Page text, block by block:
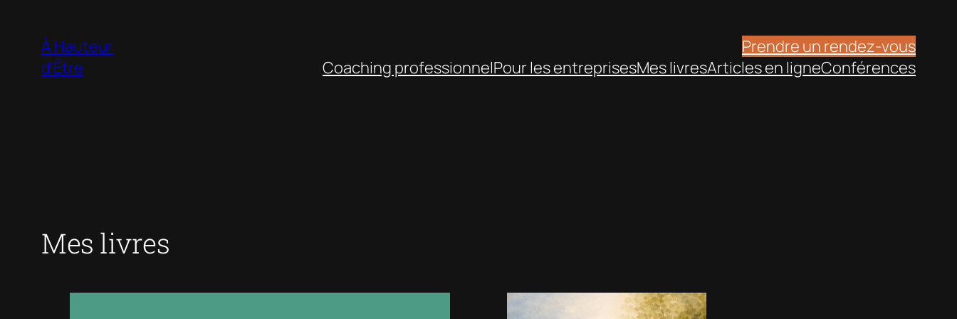
contenu
À Hauteur
d'Être
Prendre un rendez-vous
Coaching professionnelPour les entreprisesMes livresArticles en ligneConférences
Mes livres